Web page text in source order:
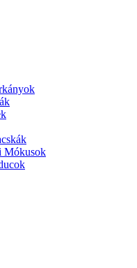
Mókusok